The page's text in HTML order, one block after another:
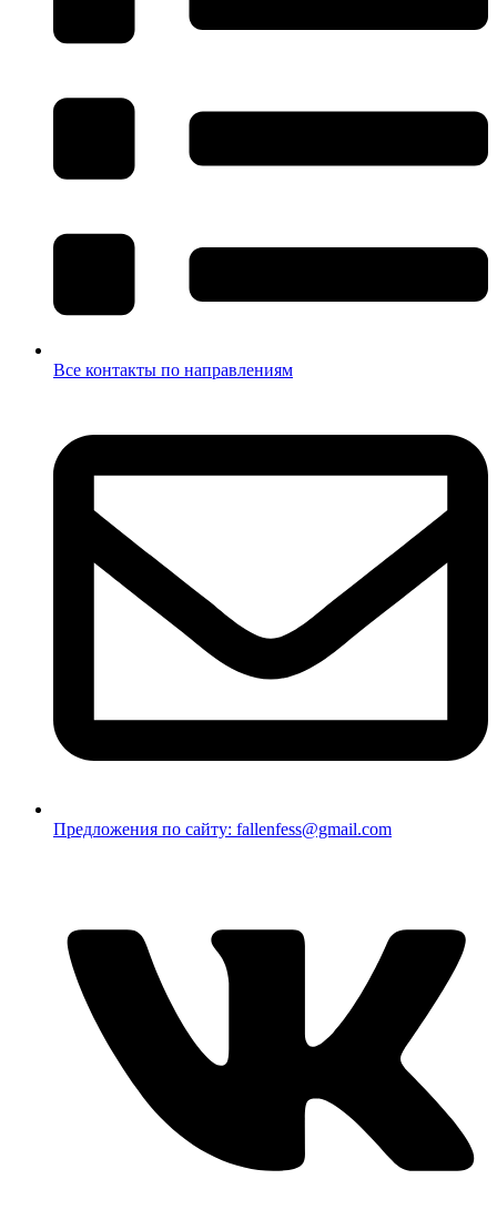
Все контакты по направлениям
Предложения по сайту: fallenfess@gmail.com